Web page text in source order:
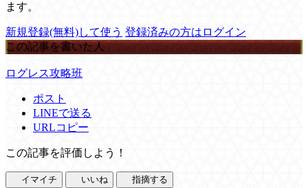
ます。
新規登録(無料)して使う 登録済みの方はログイン
この記事を書いた人
ログレス攻略班
ポスト
LINEで送る
URLコピー
この記事を評価しよう！
イマイチ いいね 指摘する